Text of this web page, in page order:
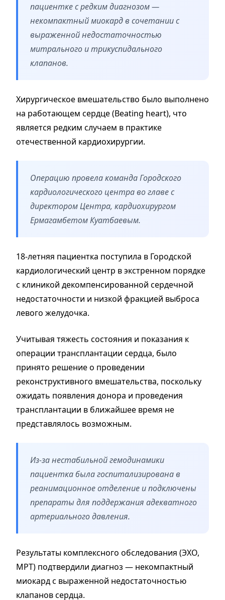
пациентке с редким диагнозом —
некомпактный миокард в сочетании с
выраженной недостаточностью
митрального и трикуспидального
клапанов.
Хирургическое вмешательство было выполнено
на работающем сердце (Beating heart), что
является редким случаем в практике
отечественной кардиохирургии.
Операцию провела команда Городского
кардиологического центра во главе с
директором Центра, кардиохирургом
Ермагамбетoм Куатбаевым.
18-летняя пациентка поступила в Городской
кардиологический центр в экстренном порядке
с клиникой декомпенсированной сердечной
недостаточности и низкой фракцией выброса
левого желудочка.
Учитывая тяжесть состояния и показания к
операции трансплантации сердца, было
принято решение о проведении
реконструктивного вмешательства, поскольку
ожидать появления донора и проведения
трансплантации в ближайшее время не
представлялось возможным.
Из-за нестабильной гемодинамики
пациентка была госпитализирована в
реанимационное отделение и подключены
препараты для поддержания адекватного
артериального давления.
Результаты комплексного обследования (ЭХО,
МРТ) подтвердили диагноз — некомпактный
миокард с выраженной недостаточностью
клапанов сердца.